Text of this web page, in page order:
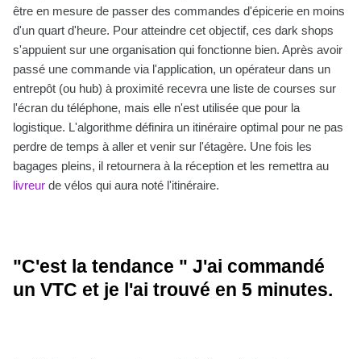
être en mesure de passer des commandes d'épicerie en moins
d'un quart d'heure. Pour atteindre cet objectif, ces dark shops
s'appuient sur une organisation qui fonctionne bien. Après avoir
passé une commande via l'application, un opérateur dans un
entrepôt (ou hub) à proximité recevra une liste de courses sur
l'écran du téléphone, mais elle n'est utilisée que pour la
logistique. L'algorithme définira un itinéraire optimal pour ne pas
perdre de temps à aller et venir sur l'étagère. Une fois les
bagages pleins, il retournera à la réception et les remettra au
livreur de vélos qui aura noté l'itinéraire.
"C'est la tendance " J'ai commandé
un VTC et je l'ai trouvé en 5 minutes.